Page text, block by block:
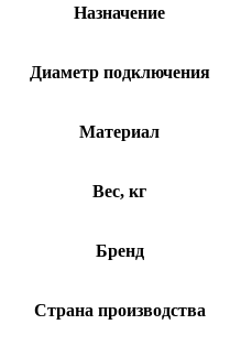
Назначение
Диаметр подключения
Материал
Вес, кг
Бренд
Страна производства